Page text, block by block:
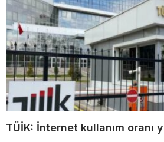
TÜİK: İnternet kullanım oranı